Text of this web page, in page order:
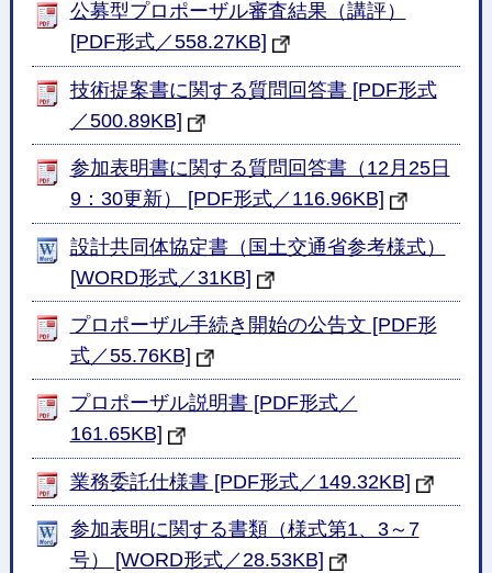
公募型プロポーザル審査結果（講評）
[PDF形式／558.27KB]
技術提案書に関する質問回答書 [PDF形式
／500.89KB]
参加表明書に関する質問回答書（12月25日
9：30更新） [PDF形式／116.96KB]
設計共同体協定書（国土交通省参考様式）
[WORD形式／31KB]
プロポーザル手続き開始の公告文 [PDF形
式／55.76KB]
プロポーザル説明書 [PDF形式／
161.65KB]
業務委託仕様書 [PDF形式／149.32KB]
参加表明に関する書類（様式第1、3～7
号） [WORD形式／28.53KB]